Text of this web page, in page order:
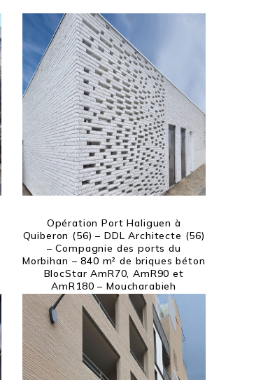
Opération Port Haliguen à
Quiberon (56) – DDL Architecte (56)
– Compagnie des ports du
Morbihan – 840 m² de briques béton
BlocStar AmR70, AmR90 et
AmR180 – Moucharabieh